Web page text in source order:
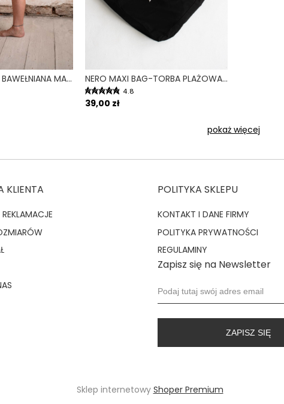
TORBA PLAŻOWA BAWEŁNIANA MAXI BAG NERO MAXI BAG-TORBA PLAŻOWA BAWEŁNIANA MAXI BAG
4.8
39,00 zł
pokaż więcej
KLIENTA POLITYKA SKLEPU
KONTAKT I DANE FIRMY
POLITYKA PRYWATNOŚCI
REGULAMINY
Zapisz się na Newsletter
ZAPISZ SIĘ
Sklep internetowy Shoper Premium